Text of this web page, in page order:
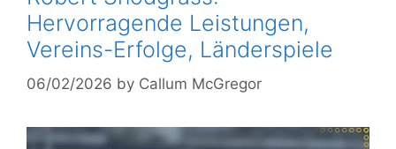
Hervorragende Leistungen,
Vereins-Erfolge, Länderspiele
06/02/2026 by Callum McGregor